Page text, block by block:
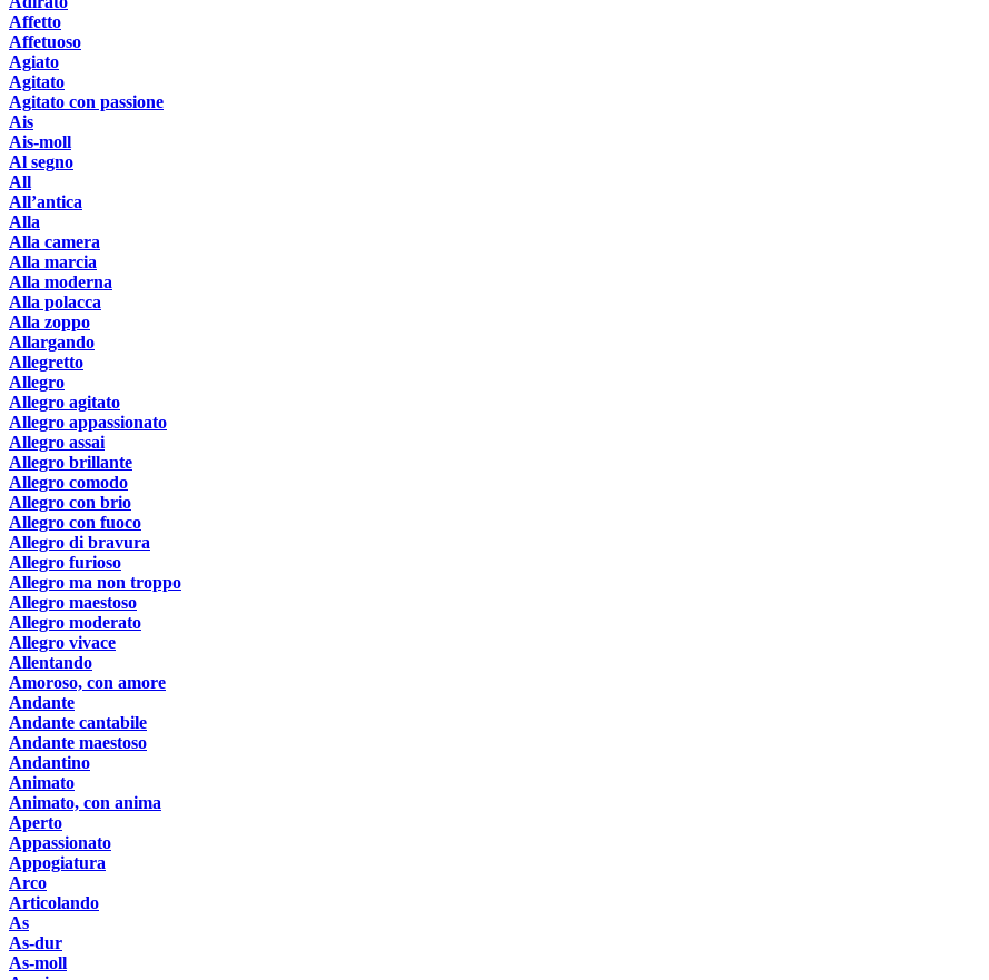
Affetto
Affetuoso
Agiato
Agitato
Agitato con passione
Ais
Ais-moll
Al segno
All
All’antica
Alla
Alla camera
Alla marcia
Alla moderna
Alla polacca
Alla zoppo
Allargando
Allegretto
Allegro
Allegro agitato
Allegro appassionato
Allegro assai
Allegro brillante
Allegro comodo
Allegro con brio
Allegro con fuoco
Allegro di bravura
Allegro furioso
Allegro ma non troppo
Allegro maestoso
Allegro moderato
Allegro vivace
Allentando
Amoroso, con amore
Andante
Andante cantabile
Andante maestoso
Andantino
Animato
Animato, con anima
Aperto
Appassionato
Appogiatura
Arco
Articolando
As
As-dur
As-moll